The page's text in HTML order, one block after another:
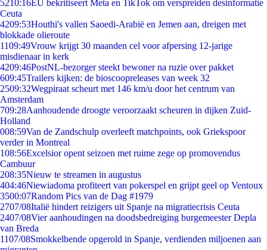
5210:16EU bekritiseert Meta en TikTok om verspreiden desinformatie
Ceuta
4209:53Houthi's vallen Saoedi-Arabië en Jemen aan, dreigen met
blokkade olieroute
1109:49Vrouw krijgt 30 maanden cel voor afpersing 12-jarige
misdienaar in kerk
4209:46PostNL-bezorger steekt bewoner na ruzie over pakket
609:45Trailers kijken: de bioscoopreleases van week 32
2509:32Wegpiraat scheurt met 146 km/u door het centrum van
Amsterdam
709:28Aanhoudende droogte veroorzaakt scheuren in dijken Zuid-
Holland
008:59Van de Zandschulp overleeft matchpoints, ook Griekspoor
verder in Montreal
108:56Excelsior opent seizoen met ruime zege op promovendus
Cambuur
208:35Nieuw te streamen in augustus
404:46Niewiadoma profiteert van pokerspel en grijpt geel op Ventoux
3500:07Random Pics van de Dag #1979
2707/08Italië hindert reizigers uit Spanje na migratiecrisis Ceuta
2407/08Vier aanhoudingen na doodsbedreiging burgemeester Depla
van Breda
1107/08Smokkelbende opgerold in Spanje, verdienden miljoenen aan